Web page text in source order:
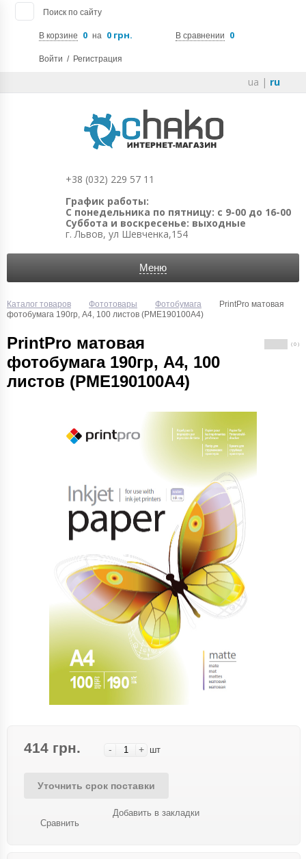
Поиск по сайту
В корзине 0 на 0 грн. В сравнении 0
Войти / Регистрация
ua | ru
+38 (032) 229 57 11
График работы:
С понедельника по пятницу: с 9-00 до 16-00
Суббота и воскресенье: выходные
г. Львов, ул Шевченка,154
Меню
Каталог товаров Фототовары Фотобумага
PrintPro матовая
фотобумага 190гр, A4, 100 листов (PME190100A4)
PrintPro матовая
фотобумага 190гр, A4, 100
листов (PME190100A4)
( 0 )
414 грн. - + шт
Уточнить срок поставки
Сравнить
Добавить в закладки